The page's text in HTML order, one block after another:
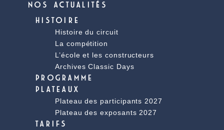
NOS ACTUALITÉS
HISTOIRE
Histoire du circuit
La compétition
L’école et les constructeurs
Archives Classic Days
PROGRAMME
PLATEAUX
Plateau des participants 2027
Plateau des exposants 2027
TARIFS